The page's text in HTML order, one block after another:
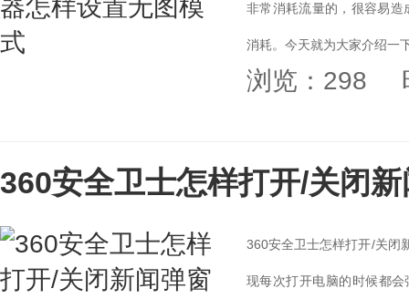
非常消耗流量的，很容易
消耗。今天就为大家介绍一
浏览：298
360安全卫士怎样打开/关闭
360安全卫士怎样打开/关闭
现每次打开电脑的时候都